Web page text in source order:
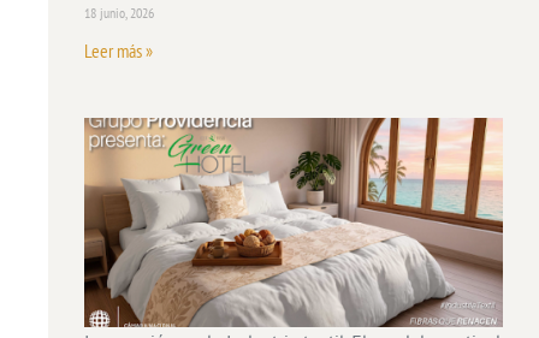
18 junio, 2026
Leer más »